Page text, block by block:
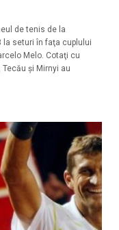
de tenis de la
la seturi în faţa cuplului
Melo. Cotaţi cu
şi Mirnyi au